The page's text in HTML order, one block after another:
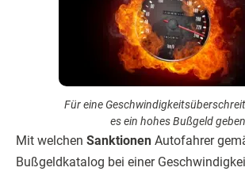
Für eine
es ein hohes Bußgeld geben
Mit welchen Sanktionen Autofahrer
Bußgeldkatalog bei einer